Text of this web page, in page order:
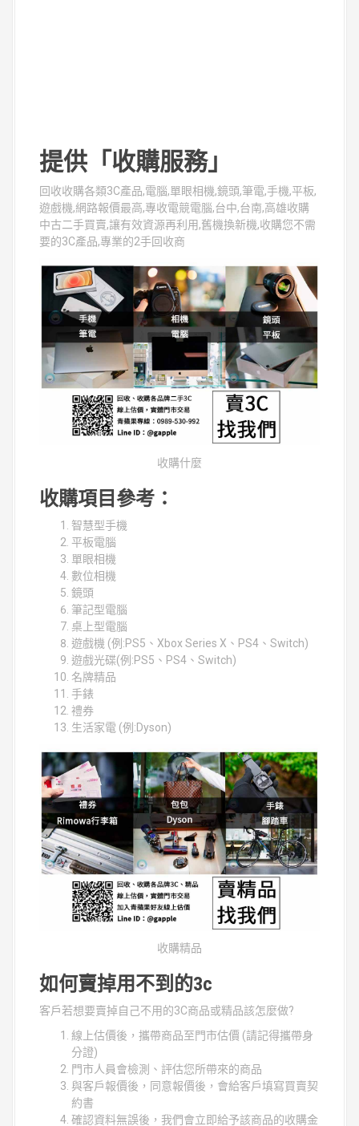
提供「收購服務」
回收收購各類3C產品,電腦,單眼相機,鏡頭,筆電,手機,平板,
遊戲機,網路報價最高,專收電競電腦,台中,台南,高雄收購
中古二手買賣,讓有效資源再利用,舊機換新機,收購您不需
要的3C產品,專業的2手回收商
收購什麼
收購項目參考：
智慧型手機
平板電腦
單眼相機
數位相機
鏡頭
筆記型電腦
桌上型電腦
遊戲機 (例:PS5、Xbox Series X、PS4、Switch)
遊戲光碟(例:PS5、PS4、Switch)
名牌精品
手錶
禮券
生活家電 (例:Dyson)
收購精品
如何賣掉用不到的3c
客戶若想要賣掉自己不用的3C商品或精品該怎麼做?
線上估價後，攜帶商品至門市估價 (請記得攜帶身
分證)
門市人員會檢測、評估您所帶來的商品
與客戶報價後，同意報價後，會給客戶填寫買賣契
約書
確認資料無誤後，我們會立即給予該商品的收購金